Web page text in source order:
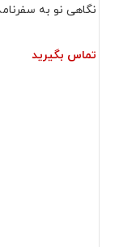
نگاهی نو به
تماس بگیرید